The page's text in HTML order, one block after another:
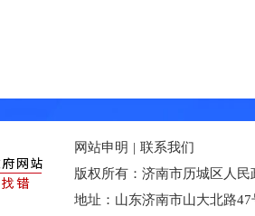
网站申明 | 联系我们
版权所有：济南市历城区人民
地址：山东济南市山大北路